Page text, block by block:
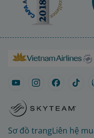
Sơ đồ trangLiên hệ